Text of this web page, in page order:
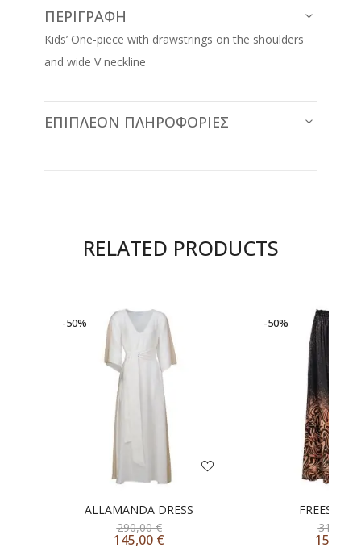
ΠΕΡΙΓΡΑΦΉ
Kids’ One-piece with drawstrings on the shoulders
and wide V neckline
ΕΠΙΠΛΈΟΝ ΠΛΗΡΟΦΟΡΊΕΣ
RELATED PRODUCTS
-50%
ALLAMANDA DRESS
290,00€
145,00 €
-50%
FREESIA
310,00
155,00